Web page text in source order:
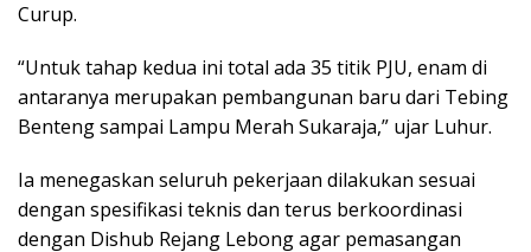
Curup.
“Untuk tahap kedua ini total ada 35 titik PJU, enam di
antaranya merupakan pembangunan baru dari Tebing
Benteng sampai Lampu Merah Sukaraja,” ujar Luhur.
Ia menegaskan seluruh pekerjaan dilakukan sesuai
dengan spesifikasi teknis dan terus berkoordinasi
dengan Dishub Rejang Lebong agar pemasangan